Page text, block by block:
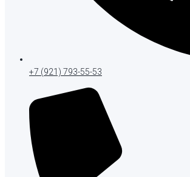
+7 (921) 793-55-53